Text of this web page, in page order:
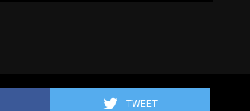
TWEET
© Todos los derechos reservados.